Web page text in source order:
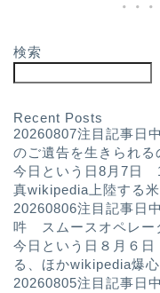
検索
Recent Posts
20260807注目記事日
のご遺告を生きられ
今日という日8月7日
真wikipedia上陸する
20260806注目記事
吽 スムースオペレー
今日という日８月６
る、ほかwikipedia爆
20260805注目記事日